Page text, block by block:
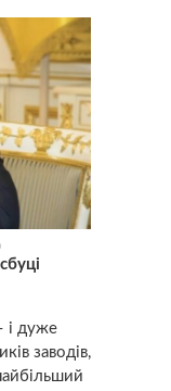
і дуже
заводів,